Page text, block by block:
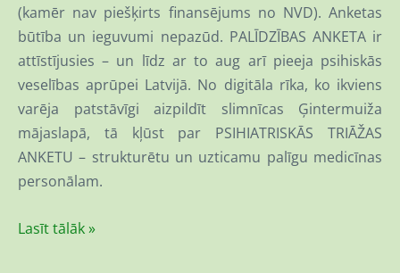
(kamēr nav piešķirts finansējums no NVD). Anketas
būtība un ieguvumi nepazūd. PALĪDZĪBAS ANKETA ir
attīstījusies – un līdz ar to aug arī pieeja psihiskās
veselības aprūpei Latvijā. No digitāla rīka, ko ikviens
varēja patstāvīgi aizpildīt slimnīcas Ģintermuiža
mājaslapā, tā kļūst par PSIHIATRISKĀS TRIĀŽAS
ANKETU – strukturētu un uzticamu palīgu medicīnas
personālam.
Lasīt tālāk »